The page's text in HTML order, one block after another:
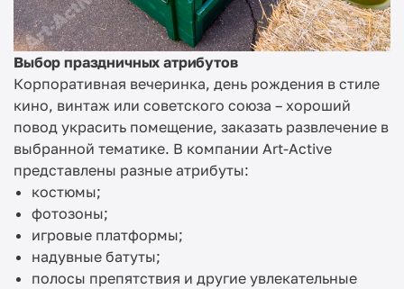
Выбор праздничных атрибутов
Корпоративная вечеринка, день рождения в стиле
кино, винтаж или советского союза – хороший
повод украсить помещение, заказать развлечение в
выбранной тематике. В компании Art-Active
представлены разные атрибуты:
костюмы;
фотозоны;
игровые платформы;
надувные батуты;
полосы препятствия и другие увлекательные